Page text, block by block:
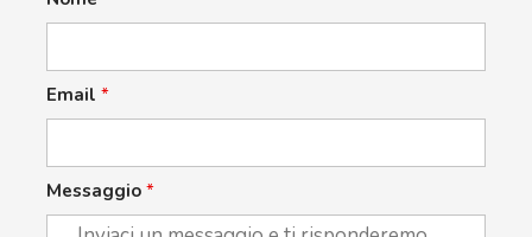
Email *
Messaggio *